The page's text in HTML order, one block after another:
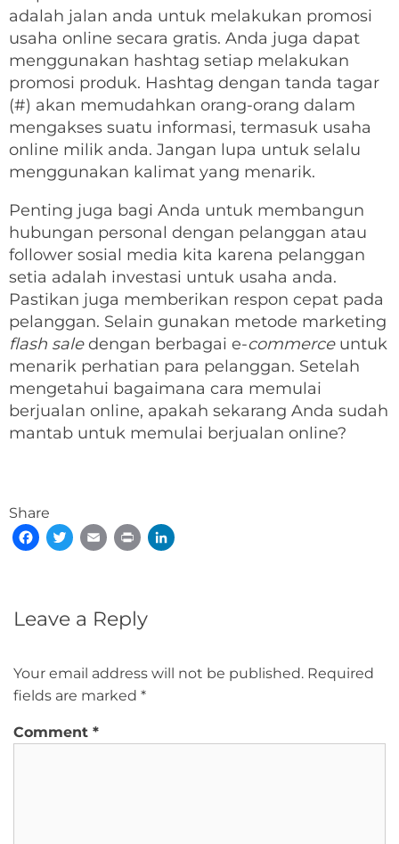
adalah jalan anda untuk melakukan promosi
usaha online secara gratis. Anda juga dapat
menggunakan hashtag setiap melakukan
promosi produk. Hashtag dengan tanda tagar
(#) akan memudahkan orang-orang dalam
mengakses suatu informasi, termasuk usaha
online milik anda. Jangan lupa untuk selalu
menggunakan kalimat yang menarik.
Penting juga bagi Anda untuk membangun
hubungan personal dengan pelanggan atau
follower sosial media kita karena pelanggan
setia adalah investasi untuk usaha anda.
Pastikan juga memberikan respon cepat pada
pelanggan. Selain gunakan metode marketing
flash saledengan berbagai e-commerceuntuk
menarik perhatian para pelanggan. Setelah
mengetahui bagaimana cara memulai
berjualan online, apakah sekarang Anda sudah
mantab untuk memulai berjualan online?
Share
Facebook
TwitterEmail Print
Leave a Reply
Your email address will not be published. Required
fields are marked *
Comment *